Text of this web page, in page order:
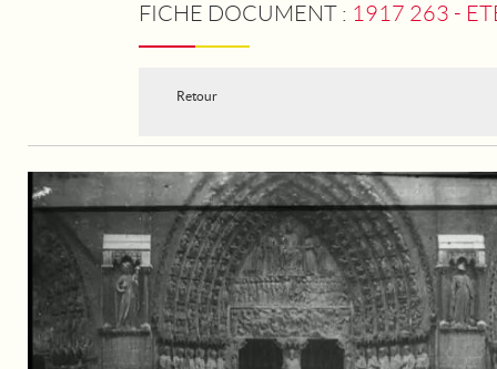
FICHE DOCUMENT : 1917 263 -
Retour